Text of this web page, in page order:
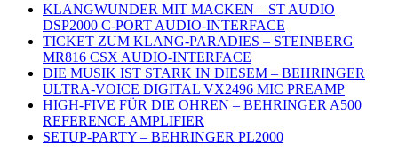
KLANGWUNDER MIT MACKEN – ST AUDIO
DSP2000 C-PORT AUDIO-INTERFACE
TICKET ZUM KLANG-PARADIES – STEINBERG
MR816 CSX AUDIO-INTERFACE
DIE MUSIK IST STARK IN DIESEM – BEHRINGER
ULTRA-VOICE DIGITAL VX2496 MIC PREAMP
HIGH-FIVE FÜR DIE OHREN – BEHRINGER A500
REFERENCE AMPLIFIER
SETUP-PARTY – BEHRINGER PL2000